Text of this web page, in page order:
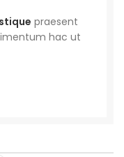
praesent
hac ut